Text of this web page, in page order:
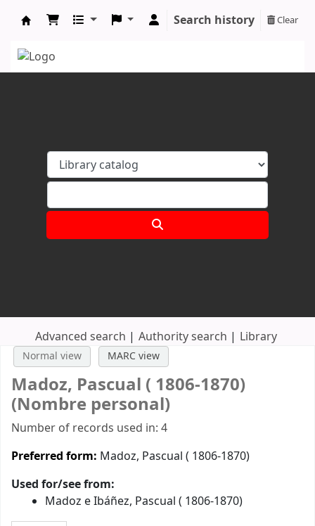
Search history Clear
Advanced search Authority search Library
Normal view MARC view
Madoz, Pascual ( 1806-1870)
(Nombre personal)
Number of records used in: 4
Preferred form: Madoz, Pascual ( 1806-1870)
Used for/see from:
Madoz e Ibáñez, Pascual ( 1806-1870)